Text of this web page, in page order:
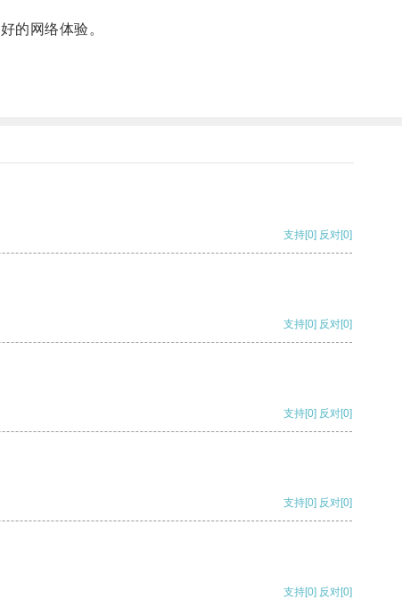
的网络体验。
支持[0] 反对[0]
支持[0] 反对[0]
支持[0] 反对[0]
支持[0] 反对[0]
支持[0] 反对[0]